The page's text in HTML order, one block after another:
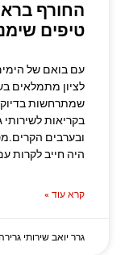
טיפים
עם בואם של
לציון מתמלאים
שמתרחשות
בקריאות לשירותי
ובערבים
היה חייב לקרות
קרא עוד »
גרר יואב שירותי